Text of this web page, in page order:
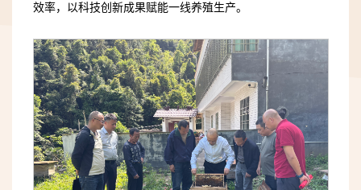
效率，以科技创新成果赋能一线养殖生产。